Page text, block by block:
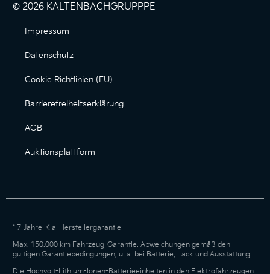
© 2026 KALTENBACHGRUPPPE
Impressum
Datenschutz
Cookie Richtlinien (EU)
Barrierefreiheitserklärung
AGB
Auktionsplattform
* 7-Jahre-Kia-Herstellergarantie
Max. 150.000 km Fahrzeug-Garantie. Abweichungen gemäß den
gültigen Garantiebedingungen, u. a. bei Batterie, Lack und Ausstattung.
Die Hochvolt-Lithium-Ionen-Batterieeinheiten in den Elektrofahrzeugen